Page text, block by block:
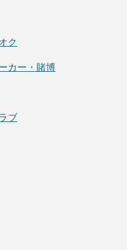
ク
カー・賭博
ブ